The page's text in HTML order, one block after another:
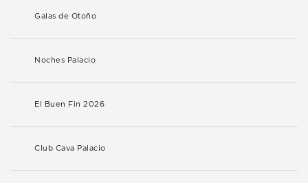
Galas de Otoño
Noches Palacio
El Buen Fin 2026
Club Cava Palacio